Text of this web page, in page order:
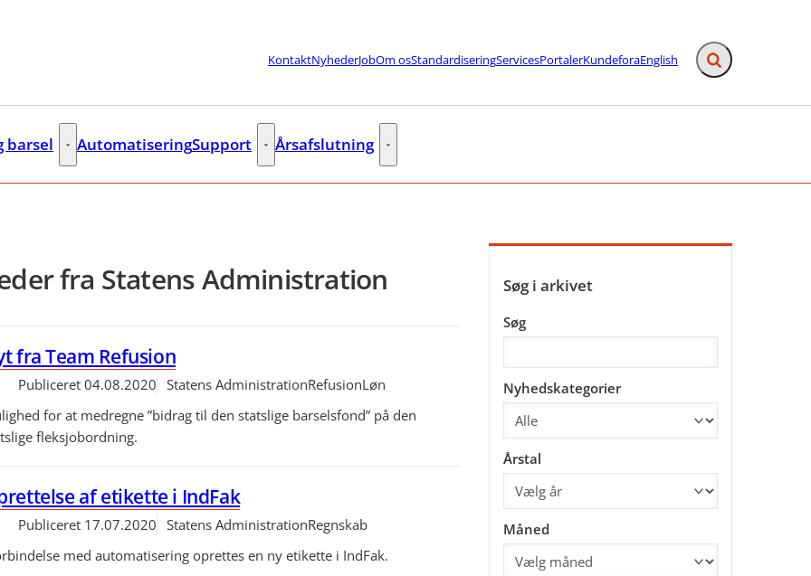
KontaktNyhederJobOm osStandardiseringServicesPortalerKundeforaEnglish Fold søgefelt ud
links
barsel Fleks og barsel - Flere links
AutomatiseringSupport Support - Flere links
Årsafslutning Årsafslutning - Flere links
fra Statens Administration
fra Team Refusion
Publiceret 04.08.2020 Statens AdministrationRefusionLøn
for at medregne ”bidrag til den statslige barselsfond” på den
fleksjobordning.
af etikette i IndFak
Publiceret 17.07.2020 Statens AdministrationRegnskab
med automatisering oprettes en ny etikette i IndFak.
Søg i arkivet
Søg
Nyhedskategorier
Årstal
Måned